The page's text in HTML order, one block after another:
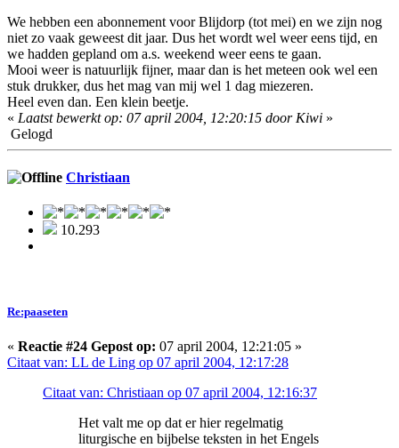
We hebben een abonnement voor Blijdorp (tot mei) en we zijn nog
niet zo vaak geweest dit jaar. Dus het wordt wel weer eens tijd, en
we hadden gepland om a.s. weekend weer eens te gaan.
Mooi weer is natuurlijk fijner, maar dan is het meteen ook wel een
stuk drukker, dus het mag van mij wel 1 dag miezeren.
Heel even dan. Een klein beetje.
« Laatst bewerkt op: 07 april 2004, 12:20:15 door Kiwi »
Gelogd
Christiaan
10.293
Re:paaseten
« Reactie #24 Gepost op: 07 april 2004, 12:21:05 »
Citaat van: LL de Ling op 07 april 2004, 12:17:28
Citaat van: Christiaan op 07 april 2004, 12:16:37
Het valt me op dat er hier regelmatig
liturgische en bijbelse teksten in het Engels